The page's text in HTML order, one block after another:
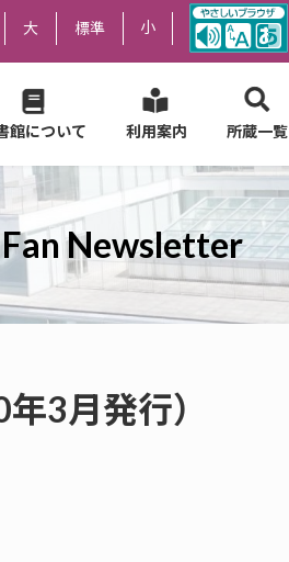
大 標準 小
館について 利用案内 所蔵一覧
Newsletter
3月発行）